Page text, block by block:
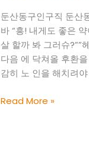
둔산동구인구직 둔산
바 “흥! 내게도 좋은
살 할까 봐 그러슈?””
다음 에 닥쳐올 후
감히 노 인을 해치려
둔
Read More »